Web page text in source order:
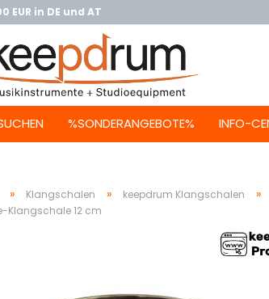
in DE und AT
%SONDERANGEBOTE% INFO-
» Klangschalen » keepdrum Klangschalen »
Klangschale 12 cm